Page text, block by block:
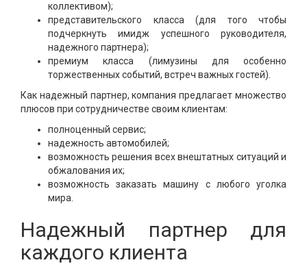
коллективом);
представительского класса (для того чтобы
подчеркнуть имидж успешного руководителя,
надежного партнера);
премиум класса (лимузины для особенно
торжественных событий, встреч важных гостей).
Как надежный партнер, компания предлагает множество
плюсов при сотрудничестве своим клиентам:
полноценный сервис;
надежность автомобилей;
возможность решения всех внештатных ситуаций и
обжалования их;
возможность заказать машину с любого уголка
мира.
Надежный партнер для
каждого клиента